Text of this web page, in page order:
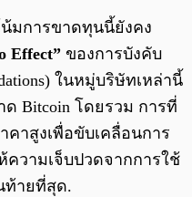
มการขาดทุนนี้ยังคง
Effect” ของการบังคับ
ในหมู่บริษัทเหล่านี้
Bitcoin โดยรวม การที่
าสูงเพื่อขับเคลื่อนการ
ความเจ็บปวดจากการใช้
ท้ายที่สุด.